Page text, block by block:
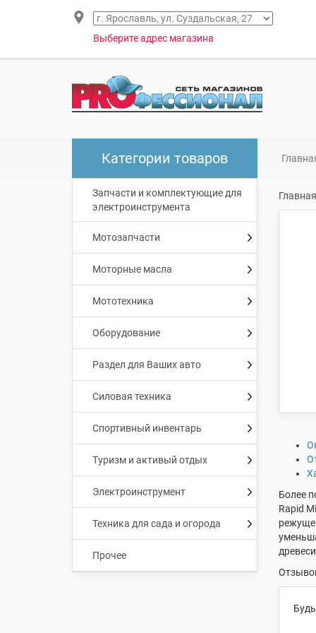
Выберите адрес магазина
Категории товаров
Запчасти и комплектующие для
электроинструмента
Мотозапчасти
Моторные масла
Мототехника
Оборудование
Раздел для Ваших авто
Силовая техника
Спортивный инвентарь
Туризм и активый отдых
Электроинструмент
Техника для сада и огорода
Прочее
Главная
Более
Rapid